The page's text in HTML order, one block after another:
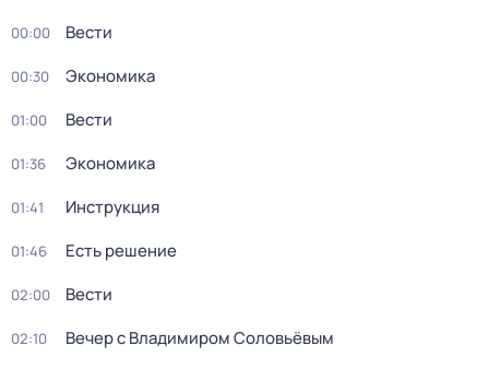
00:00 Вести
00:30 Экономика
01:00 Вести
01:36 Экономика
01:41 Инструкция
01:46 Есть решение
02:00 Вести
02:10 Вечер с Владимиром Соловьёвым